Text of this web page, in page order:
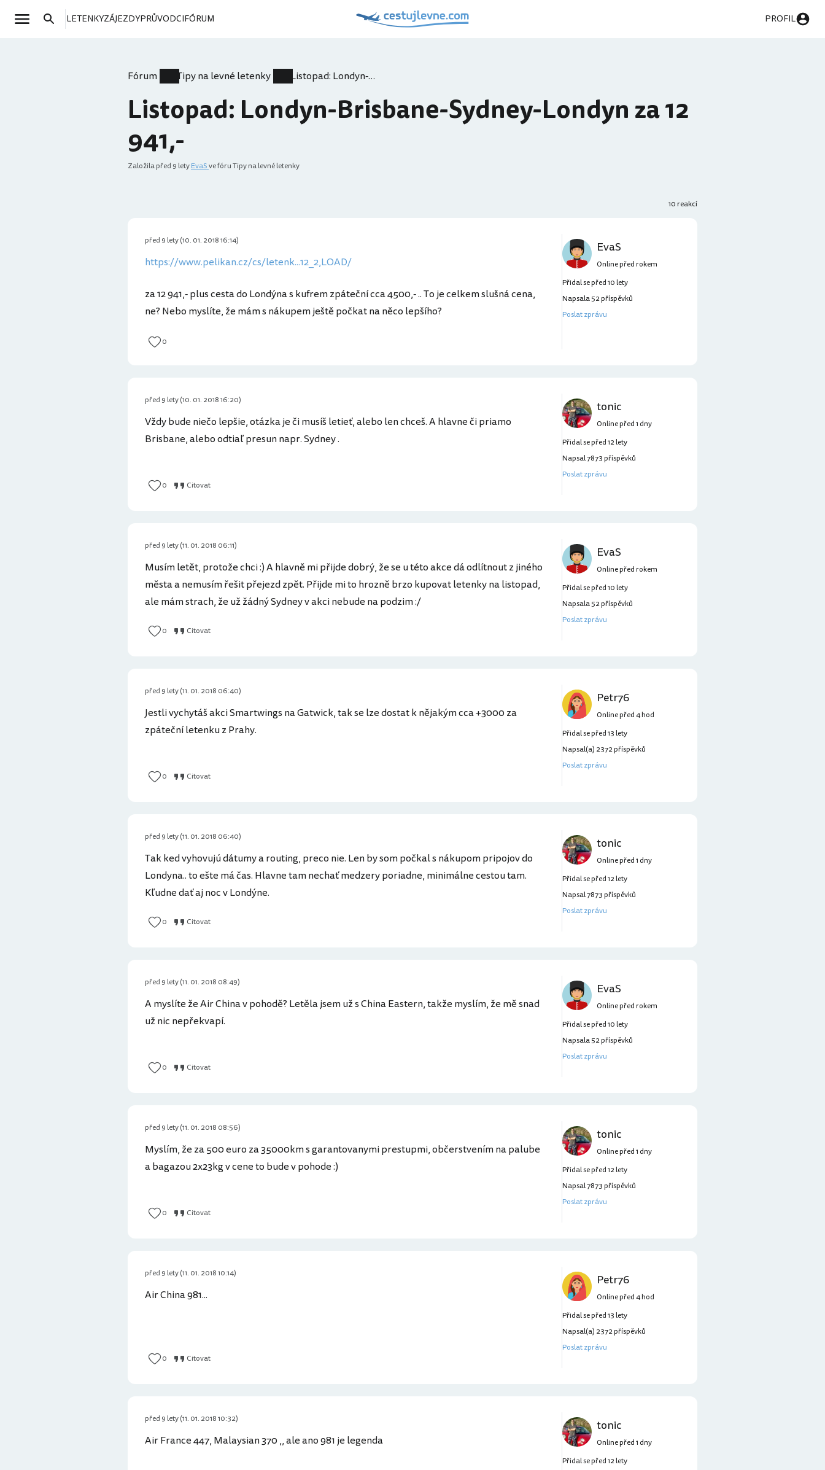
LETENKYZÁJEZDYPRŮVODCIFÓRUM PROFIL
Fórum Tipy na levné letenky Listopad: Londyn-Brisbane-Sydney-Londyn za 12 941,-
Listopad: Londyn-Brisbane-Sydney-Londyn za 12
941,-
Založilapřed 9 letyEvaSve fóru Tipy na levné letenky
10 reakcí
https://www.pelikan.cz/cs/letenk...12_2,LOAD/
za 12 941,- plus cesta do Londýna s kufrem zpáteční cca 4500,- .. To je celkem slušná cena,
ne? Nebo myslíte, že mám s nákupem ještě počkat na něco lepšího?
0
EvaS
před 9 lety (10. 01. 2018 16:14)
Online před rokem
Přidal se před 10 lety
Napsala 52 příspěvků
Poslat zprávu
Vždy bude niečo lepšie, otázka je či musíš letieť, alebo len chceš. A hlavne či priamo
Brisbane, alebo odtiaľ presun napr. Sydney .
0 Citovat
tonic
před 9 lety (10. 01. 2018 16:20)
Online před 1 dny
Přidal se před 12 lety
Napsal 7873 příspěvků
Poslat zprávu
Musím letět, protože chci :) A hlavně mi přijde dobrý, že se u této akce dá odlítnout z jiného
města a nemusím řešit přejezd zpět. Přijde mi to hrozně brzo kupovat letenky na listopad,
ale mám strach, že už žádný Sydney v akci nebude na podzim :/
0 Citovat
EvaS
před 9 lety (11. 01. 2018 06:11)
Online před rokem
Přidal se před 10 lety
Napsala 52 příspěvků
Poslat zprávu
Jestli vychytáš akci Smartwings na Gatwick, tak se lze dostat k nějakým cca +3000 za
zpáteční letenku z Prahy.
0 Citovat
Petr76
před 9 lety (11. 01. 2018 06:40)
Online před 4 hod
Přidal se před 13 lety
Napsal(a) 2372 příspěvků
Poslat zprávu
Tak ked vyhovujú dátumy a routing, preco nie. Len by som počkal s nákupom pripojov do
Londyna.. to ešte má čas. Hlavne tam nechať medzery poriadne, minimálne cestou tam.
Kľudne dať aj noc v Londýne.
0 Citovat
tonic
před 9 lety (11. 01. 2018 06:40)
Online před 1 dny
Přidal se před 12 lety
Napsal 7873 příspěvků
Poslat zprávu
A myslíte že Air China v pohodě? Letěla jsem už s China Eastern, takže myslím, že mě snad
už nic nepřekvapí.
0 Citovat
EvaS
před 9 lety (11. 01. 2018 08:49)
Online před rokem
Přidal se před 10 lety
Napsala 52 příspěvků
Poslat zprávu
Myslím, že za 500 euro za 35000km s garantovanymi prestupmi, občerstvením na palube
a bagazou 2x23kg v cene to bude v pohode :)
0 Citovat
tonic
před 9 lety (11. 01. 2018 08:56)
Online před 1 dny
Přidal se před 12 lety
Napsal 7873 příspěvků
Poslat zprávu
Air China 981...
0 Citovat
Petr76
před 9 lety (11. 01. 2018 10:14)
Online před 4 hod
Přidal se před 13 lety
Napsal(a) 2372 příspěvků
Poslat zprávu
Air France 447, Malaysian 370 ,, ale ano 981 je legenda
tonic
před 9 lety (11. 01. 2018 10:32)
Online před 1 dny
Přidal se před 12 lety